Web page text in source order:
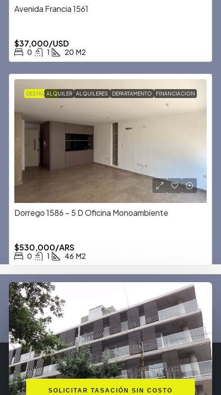
Avenida Francia 1561
$37,000/USD
0 1 20 M2
DESTACADAALQUILER ALQUILERES DEPARTAMENTO FINANCIACION
Dorrego 1586 – 5 D Oficina Monoambiente
$530,000/ARS
0 1 46 M2
SOLICITAR TASACIÓN SIN COSTO